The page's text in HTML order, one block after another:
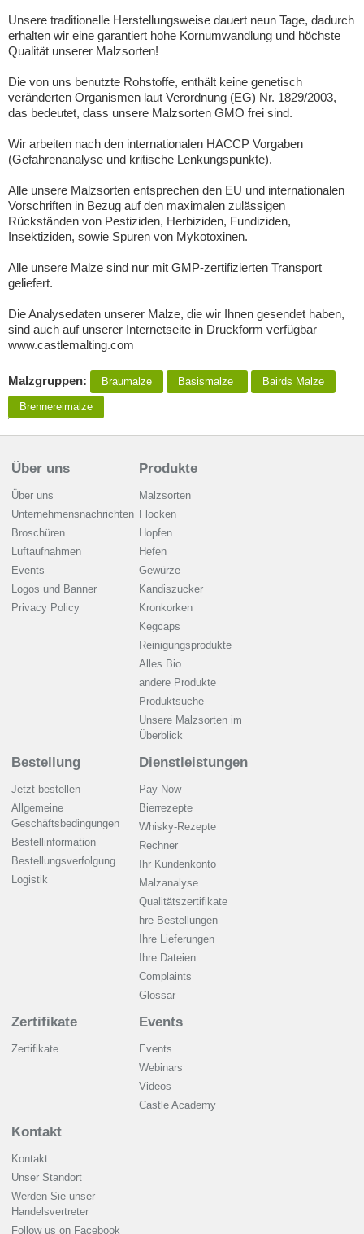
Unsere traditionelle Herstellungsweise dauert neun Tage, dadurch
erhalten wir eine garantiert hohe Kornumwandlung und höchste
Qualität unserer Malzsorten!
Die von uns benutzte Rohstoffe, enthält keine genetisch
veränderten Organismen laut Verordnung (EG) Nr. 1829/2003,
das bedeutet, dass unsere Malzsorten GMO frei sind.
Wir arbeiten nach den internationalen HACCP Vorgaben
(Gefahrenanalyse und kritische Lenkungspunkte).
Alle unsere Malzsorten entsprechen den EU und internationalen
Vorschriften in Bezug auf den maximalen zulässigen
Rückständen von Pestiziden, Herbiziden, Fundiziden,
Insektiziden, sowie Spuren von Mykotoxinen.
Alle unsere Malze sind nur mit GMP-zertifizierten Transport
geliefert.
Die Analysedaten unserer Malze, die wir Ihnen gesendet haben,
sind auch auf unserer Internetseite in Druckform verfügbar
www.castlemalting.com
Malzgruppen: Braumalze Basismalze Bairds Malze
Brennereimalze
Über uns
Über uns
Unternehmensnachrichten
Broschüren
Luftaufnahmen
Events
Logos und Banner
Privacy Policy
Produkte
Malzsorten
Flocken
Hopfen
Hefen
Gewürze
Kandiszucker
Kronkorken
Kegcaps
Reinigungsprodukte
Alles Bio
andere Produkte
Produktsuche
Unsere Malzsorten im
Überblick
Bestellung
Jetzt bestellen
Allgemeine
Geschäftsbedingungen
Bestellinformation
Bestellungsverfolgung
Logistik
Dienstleistungen
Pay Now
Bierrezepte
Whisky-Rezepte
Rechner
Ihr Kundenkonto
Malzanalyse
Qualitätszertifikate
hre Bestellungen
Ihre Lieferungen
Ihre Dateien
Complaints
Glossar
Zertifikate
Zertifikate
Events
Events
Webinars
Videos
Castle Academy
Kontakt
Kontakt
Unser Standort
Werden Sie unser
Handelsvertreter
Follow us on Facebook